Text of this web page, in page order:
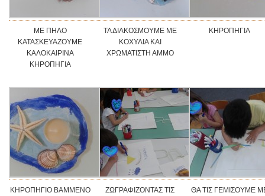
ΜΕ ΠΗΛΟ
ΚΑΤΑΣΚΕΥΑΖΟΥΜΕ
ΚΑΛΟΚΑΙΡΙΝΑ
ΚΗΡΟΠΗΓΙΑ
ΤΑ ΔΙΑΚΟΣΜΟΥΜΕ ΜΕ
ΚΟΧΥΛΙΑ ΚΑΙ
ΧΡΩΜΑΤΙΣΤΗ ΑΜΜΟ
ΚΗΡΟΠΗΓΙΑ
ΚΗΡΟΠΗΓΙΟ ΒΑΜΜΕΝΟ
ΖΩΓΡΑΦΙΖΟΝΤΑΣ ΤΙΣ
ΘΑ ΤΙΣ ΓΕΜΙΣΟΥΜΕ